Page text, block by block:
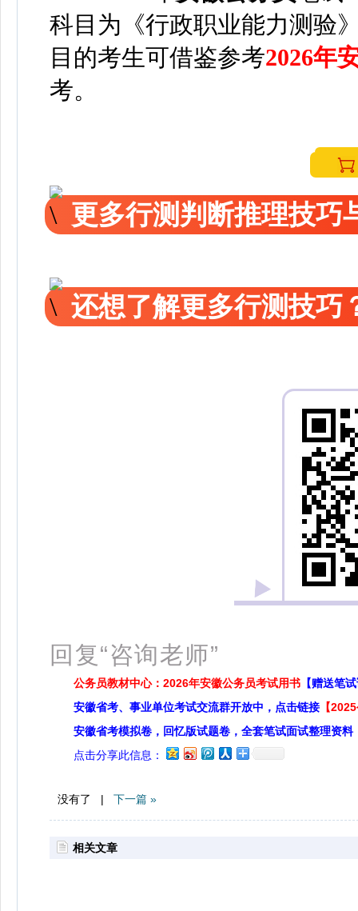
科目为《行政职业能力测验
目的考生可借鉴参考2026年
考。
更多行测判断推理技巧
还想了解更多行测技巧
回复“咨询老师”
公务员教材中心：2026年安徽公务员考试用书 【赠送笔
安徽省考、事业单位考试交流群开放中，点击链接 【
安徽省考模拟卷，回忆版试题卷，全套笔试面试整理资料
点击分享此信息：
没有了 | 下一篇 »
相关文章